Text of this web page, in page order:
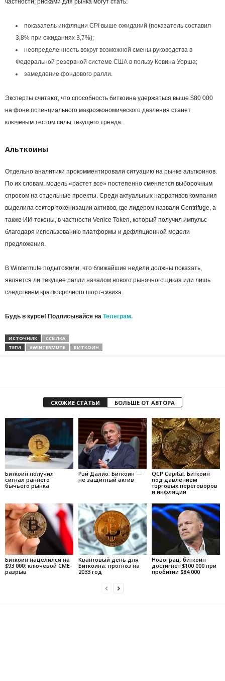
показатель инфляции CPI выше ожиданий (показатель составил
3,8% при ожиданиях 3,7%);
неопределенность вокруг возможной смены руководства в
Федеральной резервной системе США в пользу Кевина Уорша;
замедление фондового ралли.
Эксперты считают, что способность биткоина удержаться выше $80 000
на фоне потенциального макроэкономического давления станет
ключевым тестом силы текущего тренда.
Альткоины
Отдельно аналитики прокомментировали ситуацию на рынке альткоинов.
По их словам, модель «растет все» постепенно сменяется выборочным
спросом на отдельные проекты. Среди актуальных нарративов компания
выделила сектор токенизации активов, где лидером назвали Centrifuge, а
также ИИ-токены, в частности Venice Token, который получил импульс
благодаря использованию платформы и дефляционной модели
предложения.
В Wintermute подытожили, что ближайшие недели должны показать,
является ли текущее ралли началом нового рыночного цикла или лишь
следствием краткосрочного шорт-сквиза.
Будь в курсе! Подписывайся на Телеграм.
ИСТОЧНИК
ССЫЛКА
ТЕГИ
#WINTERMUTE БИТКОИН
СХОЖИЕ СТАТЬИ БОЛЬШЕ ОТ АВТОРА
Биткоин получил
сигнал раннего
бычьего рынка
Рэй Далио: Биткоин —
не защитный актив
QCP Capital: Биткоин
под давлением
торговых переговоров
и инфляции
Биткоин нацелился на
$93 000: ключевой CME-
разрыв
Квантовый день для
Биткоина: прогноз на
2033 год
Новограц: биткоин
достигнет $100 000 при
пробитии $84 000